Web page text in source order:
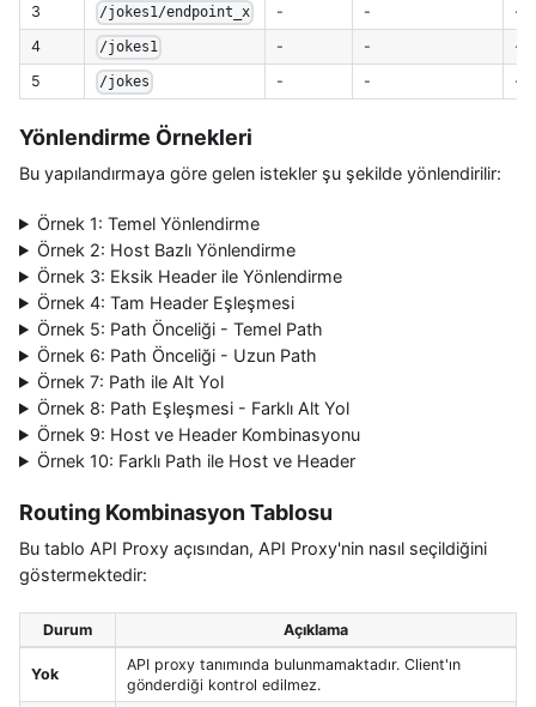
3 /jokes1/endpoint_x - -
-
4
/jokes1 - -
-
5
/jokes - - -
Yönlendirme Örnekleri
Bu yapılandırmaya göre gelen istekler şu şekilde yönlendirilir:
Örnek 1: Temel Yönlendirme
Örnek 2: Host Bazlı Yönlendirme
Örnek 3: Eksik Header ile Yönlendirme
Örnek 4: Tam Header Eşleşmesi
Örnek 5: Path Önceliği - Temel Path
Örnek 6: Path Önceliği - Uzun Path
Örnek 7: Path ile Alt Yol
Örnek 8: Path Eşleşmesi - Farklı Alt Yol
Örnek 9: Host ve Header Kombinasyonu
Örnek 10: Farklı Path ile Host ve Header
Routing Kombinasyon Tablosu
Bu tablo API Proxy açısından, API Proxy'nin nasıl seçildiğini
göstermektedir:
Durum Açıklama
Yok
API proxy tanımında bulunmamaktadır. Client'ın
gönderdiği kontrol edilmez.